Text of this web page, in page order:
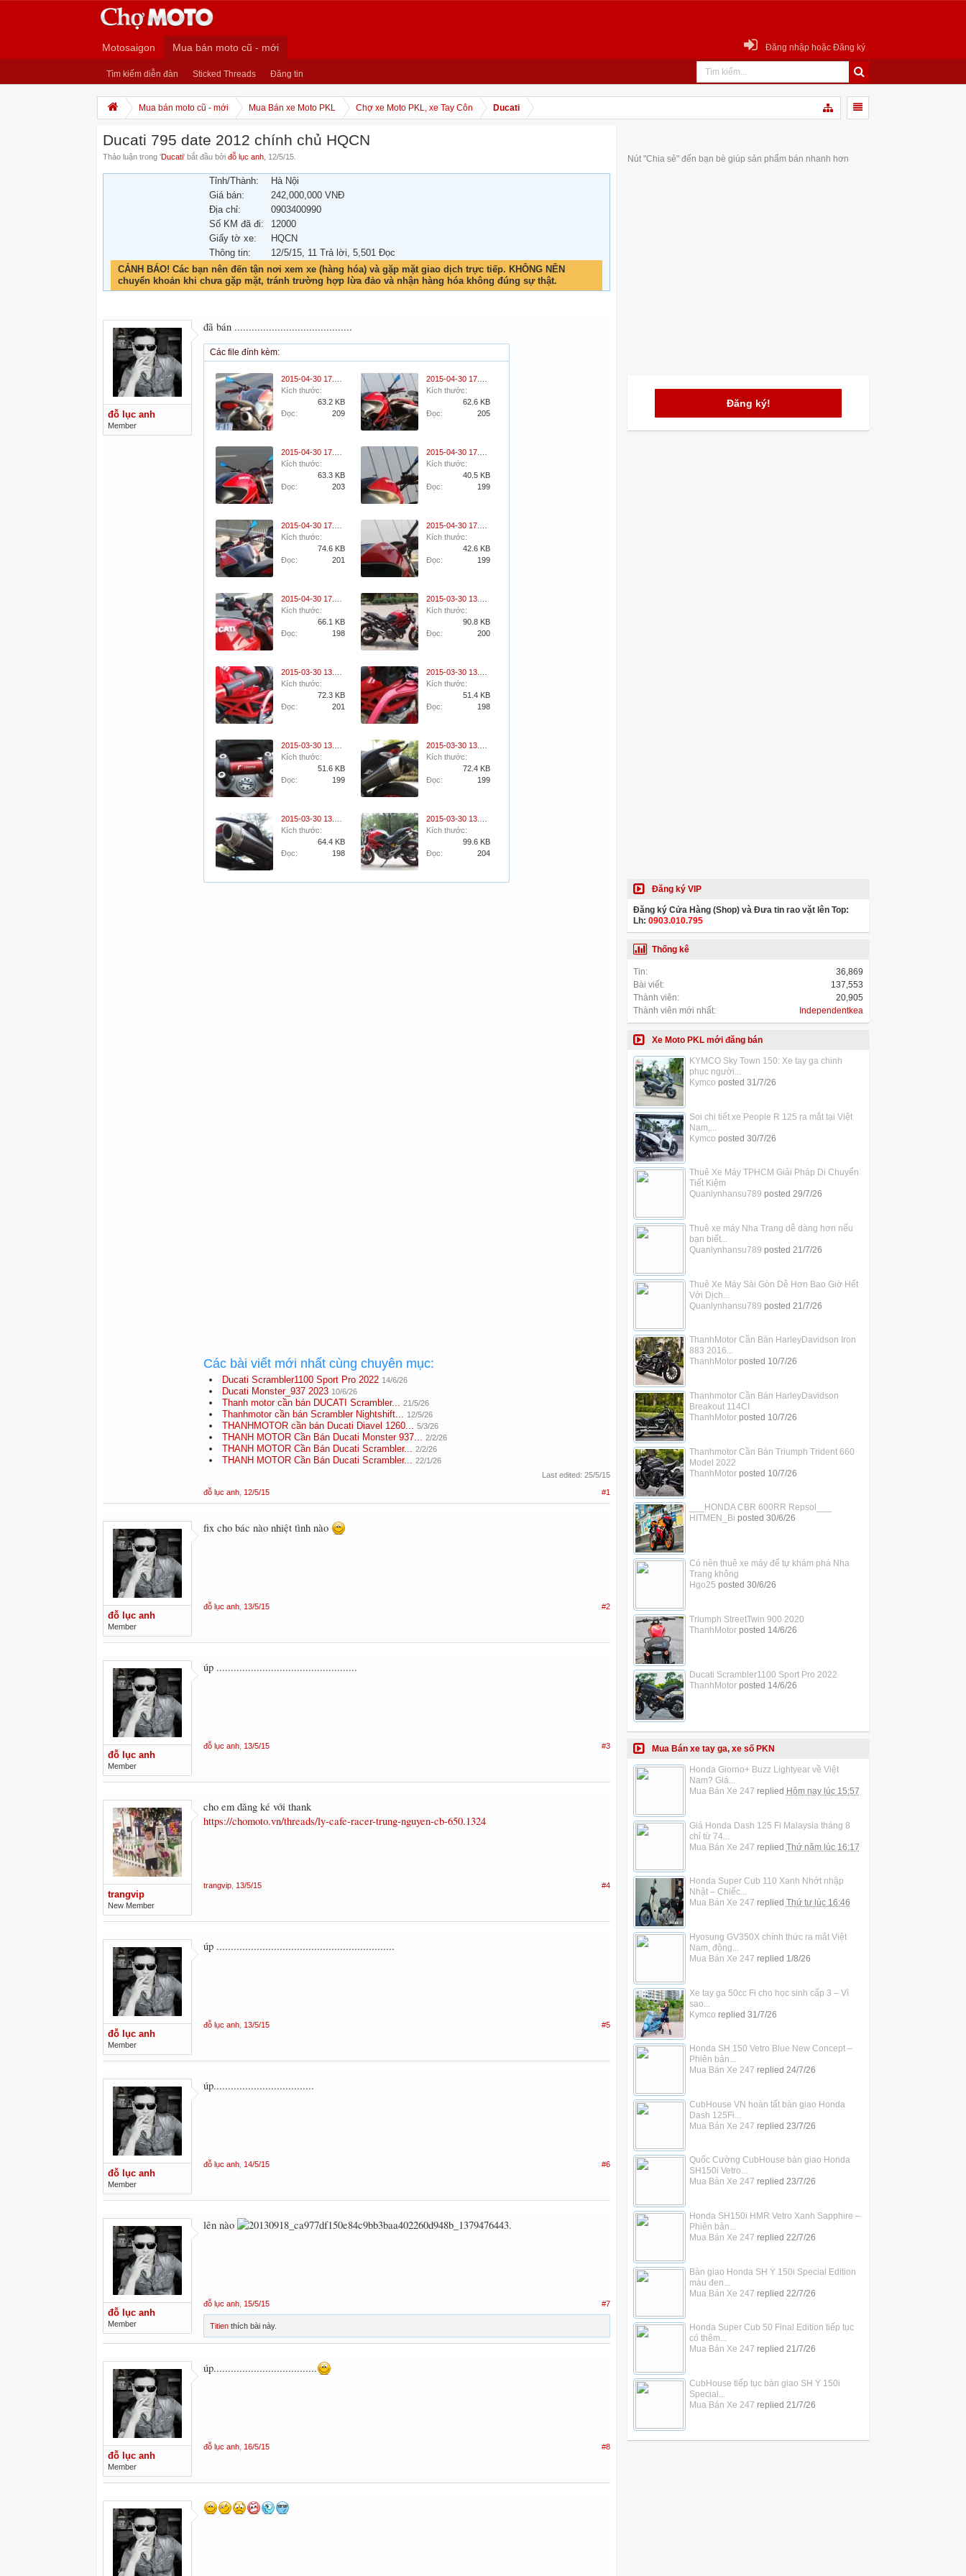
Motosaigon Mua bán moto cũ - mới
Tìm kiếm diễn đàn Sticked Threads Đăng tin
Đăng nhập hoặc Đăng ký
Mua bán moto cũ - mới Mua Bán xe Moto PKL Chợ xe Moto PKL, xe Tay Côn Ducati
Ducati 795 date 2012 chính chủ HQCN
Thảo luận trong 'Ducati' bắt đầu bởi đỗ lục anh 12/5/15
Tỉnh/Thành:
Hà Nội
Giá bán:
242,000,000 VNĐ
Địa chỉ:
0903400990
Số KM đã đi:
12000
Giấy tờ xe:
HQCN
Thông tin:
12/5/15, 11 Trả lời, 5,501 Đọc
CẢNH BÁO! Các bạn nên đến tận nơi xem xe (hàng hóa) và gặp mặt giao dịch trực tiếp. KHÔNG NÊN
chuyển khoản khi chưa gặp mặt, tránh trường hợp lừa đảo và nhận hàng hóa không đúng sự thật.
đỗ lục anh
Member
đã bán .........................................
Các file đính kèm:
Kích thước:
63.2 KB
Đọc:
209
Kích thước:
62.6 KB
Đọc:
205
Kích thước:
63.3 KB
Đọc:
203
Kích thước:
40.5 KB
Đọc:
199
Kích thước:
74.6 KB
Đọc:
201
Kích thước:
42.6 KB
Đọc:
199
Kích thước:
66.1 KB
Đọc:
198
Kích thước:
90.8 KB
Đọc:
200
Kích thước:
72.3 KB
Đọc:
201
Kích thước:
51.4 KB
Đọc:
198
Kích thước:
51.6 KB
Đọc:
199
Kích thước:
72.4 KB
Đọc:
199
Kích thước:
64.4 KB
Đọc:
198
Kích thước:
99.6 KB
Đọc:
204
Các bài viết mới nhất cùng chuyên mục:
Ducati Scrambler1100 Sport Pro 2022 14/6/26
Ducati Monster_937 2023 10/6/26
Thanh motor cần bán DUCATI Scrambler... 21/5/26
Thanhmotor cần bán Scrambler Nightshift... 12/5/26
THANHMOTOR cần bán Ducati Diavel 1260... 5/3/26
THANH MOTOR Cần Bán Ducati Monster 937... 2/2/26
THANH MOTOR Cần Bán Ducati Scrambler... 2/2/26
THANH MOTOR Cần Bán Ducati Scrambler... 22/1/26
Last edited: 25/5/15
đỗ lục anh 12/5/15 #1
đỗ lục anh
Member
fix cho bác nào nhiệt tình nào
đỗ lục anh 13/5/15 #2
đỗ lục anh
Member
úp .................................................
đỗ lục anh 13/5/15 #3
trangvip
New Member
cho em đăng ké với thank
https://chomoto.vn/threads/ly-cafe-racer-trung-nguyen-cb-650.1324
trangvip 13/5/15 #4
đỗ lục anh
Member
úp ..............................................................
đỗ lục anh 13/5/15 #5
đỗ lục anh
Member
úp...................................
đỗ lục anh 14/5/15 #6
đỗ lục anh
Member
lên nào
đỗ lục anh 15/5/15 #7
Titien thích bài này.
đỗ lục anh
Member
úp....................................
đỗ lục anh 16/5/15 #8
Nút "Chia sẻ" đến bạn bè giúp sản phẩm bán nhanh hơn
Đăng ký!
Đăng ký VIP
Đăng ký Cửa Hàng (Shop) và Đưa tin rao vặt lên Top:
Lh: 0903.010.795
Thống kê
Tin:
36,869
Bài viết:
137,553
Thành viên:
20,905
Thành viên mới nhất:
Independentkea
Xe Moto PKL mới đăng bán
KYMCO Sky Town 150: Xe tay ga chinh
phục người...
Kymco posted 31/7/26
Soi chi tiết xe People R 125 ra mắt tại Việt
Nam,...
Kymco posted 30/7/26
Thuê Xe Máy TPHCM Giải Pháp Di Chuyển
Tiết Kiệm
Quanlynhansu789 posted 29/7/26
Thuê xe máy Nha Trang dễ dàng hơn nếu
bạn biết...
Quanlynhansu789 posted 21/7/26
Thuê Xe Máy Sài Gòn Dễ Hơn Bao Giờ Hết
Với Dịch...
Quanlynhansu789 posted 21/7/26
ThanhMotor Cần Bán HarleyDavidson Iron
883 2016...
ThanhMotorposted 10/7/26
Thanhmotor Cần Bán HarleyDavidson
Breakout 114CI
ThanhMotorposted 10/7/26
Thanhmotor Cần Bán Triumph Trident 660
Model 2022
ThanhMotorposted 10/7/26
___HONDA CBR 600RR Repsol___
HITMEN_Bi posted 30/6/26
Có nên thuê xe máy để tự khám phá Nha
Trang không
Hgo25 posted 30/6/26
Triumph StreetTwin 900 2020
ThanhMotorposted 14/6/26
Ducati Scrambler1100 Sport Pro 2022
ThanhMotorposted 14/6/26
Mua Bán xe tay ga, xe số PKN
Honda Giorno+ Buzz Lightyear về Việt
Nam? Giá...
Mua Bán Xe 247 replied Hôm nay lúc 15:57
Giá Honda Dash 125 Fi Malaysia tháng 8
chỉ từ 74...
Mua Bán Xe 247 replied Thứ năm lúc 16:17
Honda Super Cub 110 Xanh Nhớt nhập
Nhật – Chiếc...
Mua Bán Xe 247 replied Thứ tư lúc 16:46
Hyosung GV350X chính thức ra mắt Việt
Nam, động...
Mua Bán Xe 247 replied 1/8/26
Xe tay ga 50cc Fi cho học sinh cấp 3 – Vì
sao...
Kymco replied 31/7/26
Honda SH 150 Vetro Blue New Concept –
Phiên bản...
Mua Bán Xe 247 replied 24/7/26
CubHouse VN hoàn tất bàn giao Honda
Dash 125Fi...
Mua Bán Xe 247 replied 23/7/26
Quốc Cường CubHouse bàn giao Honda
SH150i Vetro...
Mua Bán Xe 247 replied 23/7/26
Honda SH150i HMR Vetro Xanh Sapphire –
Phiên bản...
Mua Bán Xe 247 replied 22/7/26
Bàn giao Honda SH Ý 150i Special Edition
màu đen...
Mua Bán Xe 247 replied 22/7/26
Honda Super Cub 50 Final Edition tiếp tục
có thêm...
Mua Bán Xe 247 replied 21/7/26
CubHouse tiếp tục bàn giao SH Ý 150i
Special...
Mua Bán Xe 247 replied 21/7/26